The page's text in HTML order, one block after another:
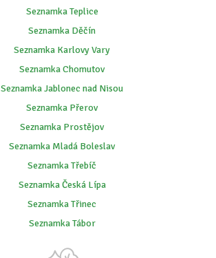
Seznamka Teplice
Seznamka Děčín
Seznamka Karlovy Vary
Seznamka Chomutov
Seznamka Jablonec nad Nisou
Seznamka Přerov
Seznamka Prostějov
Seznamka Mladá Boleslav
Seznamka Třebíč
Seznamka Česká Lípa
Seznamka Třinec
Seznamka Tábor